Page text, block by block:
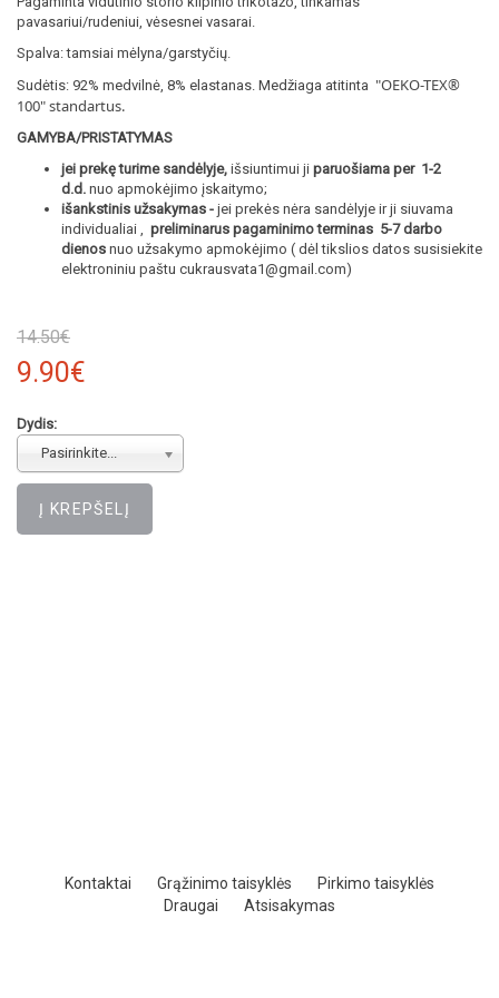
pavasariui/rudeniui, vėsesnei vasarai.
Spalva: tamsiai mėlyna/garstyčių.
Sudėtis: 92% medvilnė, 8% elastanas. Medžiaga atitinta "OEKO-TEX®
100" standartus.
GAMYBA/PRISTATYMAS
jei prekę turime sandėlyje, išsiuntimui ji paruošiama per 1-2
d.d. nuo apmokėjimo įskaitymo;
išankstinis užsakymas - jei prekės nėra sandėlyje ir ji siuvama
individualiai , preliminarus pagaminimo terminas 5-7 darbo
dienos nuo užsakymo apmokėjimo ( dėl tikslios datos susisiekite
elektroniniu paštu cukrausvata1@gmail.com)
14.50€
9.90€
Dydis:
Pasirinkite...
Kontaktai Grąžinimo taisyklės
Pirkimo taisyklės
Draugai
Atsisakymas